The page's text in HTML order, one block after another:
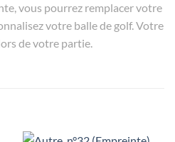
vous pourrez remplacer votre
votre balle de golf. Votre
de votre partie.